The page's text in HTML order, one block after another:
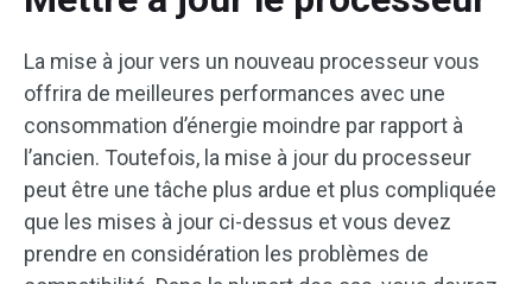
La mise à jour vers un nouveau processeur vous
offrira de meilleures performances avec une
consommation d’énergie moindre par rapport à
l’ancien. Toutefois, la mise à jour du processeur
peut être une tâche plus ardue et plus compliquée
que les mises à jour ci-dessus et vous devez
prendre en considération les problèmes de